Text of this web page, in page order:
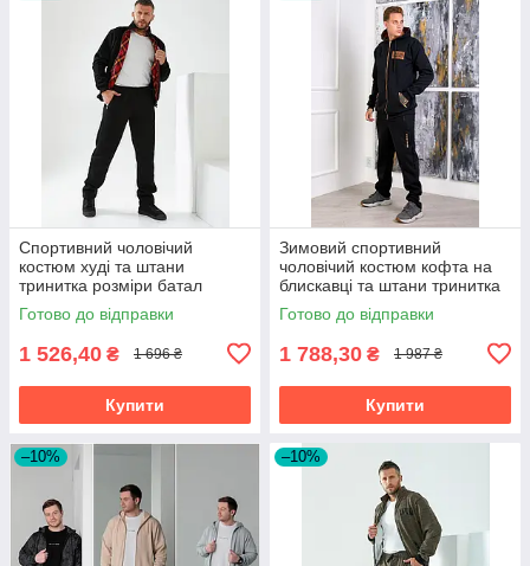
Спортивний чоловічий
костюм худі та штани
тринитка розміри батал
Готово до відправки
1 526,40 ₴ 1 696 ₴
Купити
Зимовий спортивний
чоловічий костюм кофта на
блискавці та штани тринитка
з начосом розміри батал
Готово до відправки
1 788,30 ₴ 1 987 ₴
Купити
–10% –10%